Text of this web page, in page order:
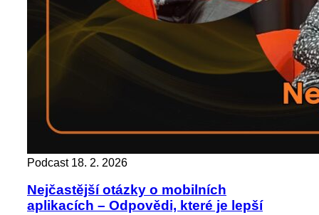
Podcast 18. 2. 2026
Nejčastější otázky o mobilních
aplikacích – Odpovědi, které je lepší